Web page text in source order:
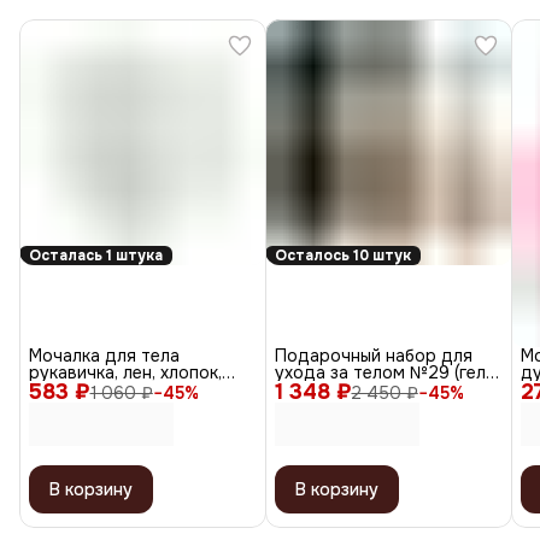
Осталась 1 штука
583 ₽1 060 ₽−45%
Мочалка для тела
рукавичка, лен, хлопок,
натуральный цвет
В корзину
Осталось 10 штук
1 348 ₽2 450 ₽−45%
Подарочный набор для
ухода за телом №29 (гель
для душа, спрей-мист,
масло-шиммер) / Royal
В корзину